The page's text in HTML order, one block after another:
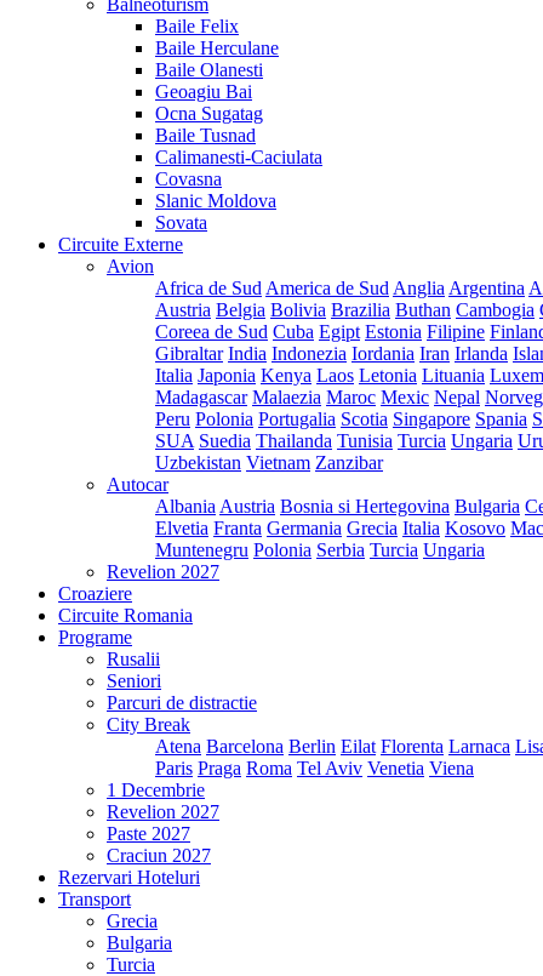
Balneoturism
Baile Felix
Baile Herculane
Baile Olanesti
Geoagiu Bai
Ocna Sugatag
Baile Tusnad
Calimanesti-Caciulata
Covasna
Slanic Moldova
Sovata
Circuite Externe
Avion
Africa de Sud America de Sud Anglia Argentina
Austria Belgia Bolivia Brazilia Buthan Cambogia
Coreea de Sud Cuba Egipt Estonia Filipine
Gibraltar India Indonezia Iordania Iran Irlanda
Italia Japonia Kenya Laos Letonia Lituania
Madagascar Malaezia Maroc Mexic Nepal
Peru Polonia Portugalia Scotia Singapore Spania
SUA Suedia Thailanda Tunisia Turcia Ungaria
Uzbekistan Vietnam Zanzibar
Autocar
Albania Austria Bosnia si Hertegovina Bulgaria
Elvetia Franta Germania Grecia Italia Kosovo
Muntenegru Polonia Serbia Turcia Ungaria
Revelion 2027
Croaziere
Circuite Romania
Programe
Rusalii
Seniori
Parcuri de distractie
City Break
Atena Barcelona Berlin Eilat Florenta Larnaca
Paris Praga Roma Tel Aviv Venetia Viena
1 Decembrie
Revelion 2027
Paste 2027
Craciun 2027
Rezervari Hoteluri
Transport
Grecia
Bulgaria
Turcia